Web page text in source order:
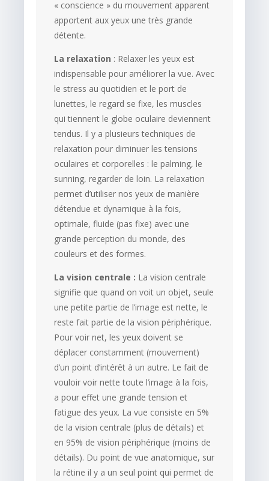
« conscience » du mouvement apparent
apportent aux yeux une très grande
détente.
La relaxation : Relaxer les yeux est
indispensable pour améliorer la vue. Avec
le stress au quotidien et le port de
lunettes, le regard se fixe, les muscles
qui tiennent le globe oculaire deviennent
tendus. Il y a plusieurs techniques de
relaxation pour diminuer les tensions
oculaires et corporelles : le palming, le
sunning, regarder de loin. La relaxation
permet d’utiliser nos yeux de manière
détendue et dynamique à la fois,
optimale, fluide (pas fixe) avec une
grande perception du monde, des
couleurs et des formes.
La vision centrale : La vision centrale
signifie que quand on voit un objet, seule
une petite partie de l’image est nette, le
reste fait partie de la vision périphérique.
Pour voir net, les yeux doivent se
déplacer constamment (mouvement)
d’un point d’intérêt à un autre. Le fait de
vouloir voir nette toute l’image à la fois,
a pour effet une grande tension et
fatigue des yeux. La vue consiste en 5%
de la vision centrale (plus de détails) et
en 95% de vision périphérique (moins de
détails). Du point de vue anatomique, sur
la rétine il y a un seul point qui permet de